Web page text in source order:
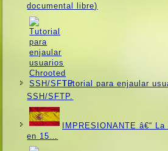
documental libre)
Tutorial para enjaular
SSH/SFTP.
IMPRESIONANTE â€“
en 15…